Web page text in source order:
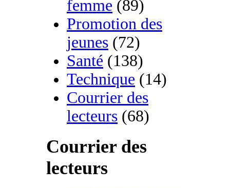
femme (89)
Promotion des
jeunes (72)
Santé (138)
Technique (14)
Courrier des
lecteurs (68)
Courrier des
lecteurs